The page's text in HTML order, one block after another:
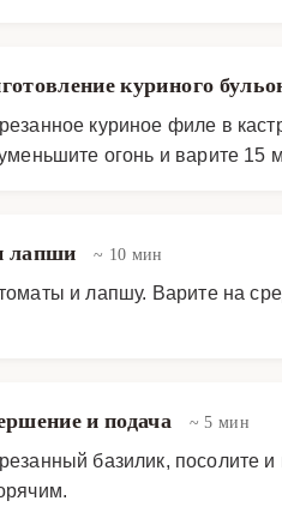
куриного
куриное филе в
огонь и варите 15
лапши ~ 10 мин
и лапшу. Варите на
и подача ~ 5 мин
базилик, посолите